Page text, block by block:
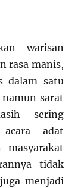
warisan
rasa manis,
dalam satu
namun sarat
sering
adat
masyarakat
tidak
menjadi